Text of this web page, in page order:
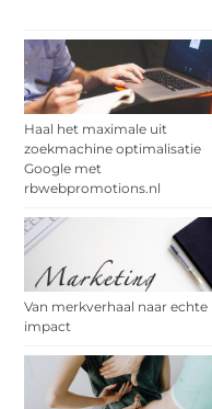
Haal het maximale uit
zoekmachine optimalisatie
Google met
rbwebpromotions.nl
Van merkverhaal naar echte
impact